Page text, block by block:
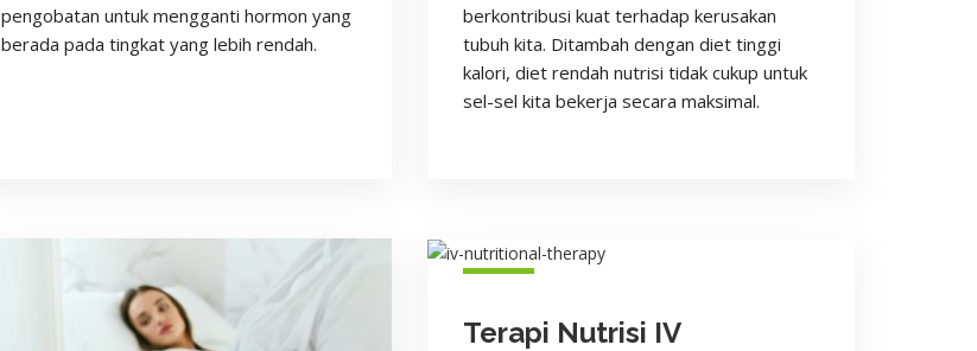
pengobatan untuk mengganti hormon yang
berada pada tingkat yang lebih rendah.
berkontribusi kuat terhadap kerusakan
tubuh kita. Ditambah dengan diet tinggi
kalori, diet rendah nutrisi tidak cukup untuk
sel-sel kita bekerja secara maksimal.
Terapi Nutrisi IV